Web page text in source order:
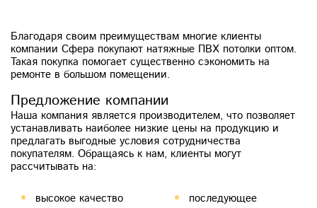
Благодаря своим преимуществам многие клиенты
компании Сфера покупают натяжные ПВХ потолки оптом.
Такая покупка помогает существенно сэкономить на
ремонте в большом помещении.
Предложение компании
Наша компания является производителем, что позволяет
устанавливать наиболее низкие цены на продукцию и
предлагать выгодные условия сотрудничества
покупателям. Обращаясь к нам, клиенты могут
рассчитывать на:
высокое качество последующее